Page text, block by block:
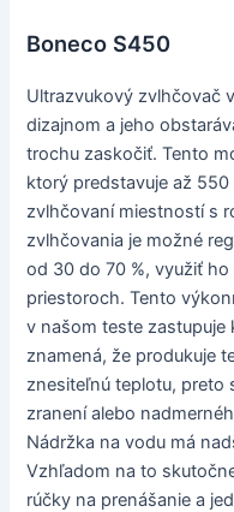
Boneco S450
Ultrazvukový zvlhčovač
dizajnom a jeho
trochu zaskočiť. Tento
ktorý predstavuje až
zvlhčovaní miestností s
zvlhčovania je možné
od 30 do 70 %, využiť
priestoroch. Tento
v našom teste
znamená, že produkuje
znesiteľnú teplotu, preto
zranení alebo
Nádržka na vodu má
Vzhľadom na to
rúčky na prenášanie a